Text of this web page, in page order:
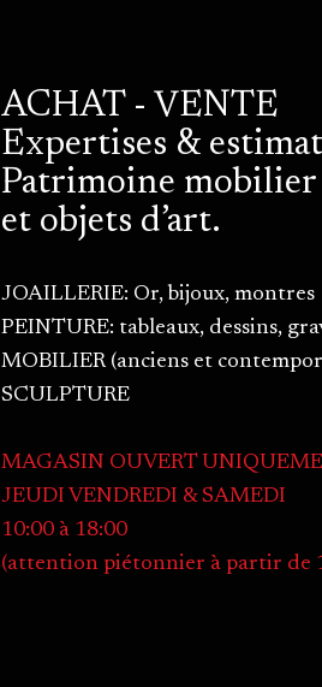
ACHAT - VENTE
Expertises &
Patrimoine mobilier
et objets d’art.
JOAILLERIE: Or, bijoux, montres
PEINTURE: tableaux, dessins,
MOBILIER (anciens et
SCULPTURE
MAGASIN OUVERT
JEUDI VENDREDI & SAMEDI
10:00 à 18:00
(attention piétonnier à partir de